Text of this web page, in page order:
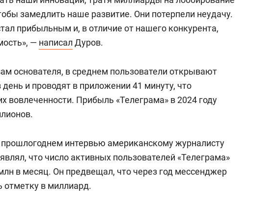
замедлить наше развитие. Они потерпели неудачу.
прибыльным и, в отличие от нашего конкурента,
— написал Дуров.
основателя, в среднем пользователи открывают
день и проводят в приложении 41 минуту, что
вовлеченности. Прибыль «Телеграма» в 2024 году
интервью американскому журналисту
что число активных пользователей «Телеграма»
в месяц. Он предвещал, что через год мессенджер
в миллиард.